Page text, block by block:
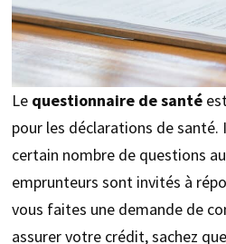
Le questionnaire de santé
pour les déclarations de santé.
certain nombre de questions
emprunteurs sont invités à
vous faites une demande de
assurer votre crédit, sachez